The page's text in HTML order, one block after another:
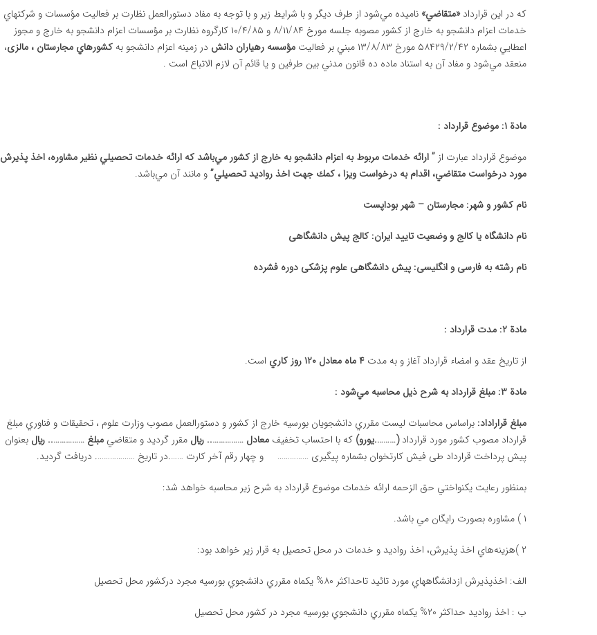
که در اين قرارداد«متقاضي» ناميده مي‌شود از طرف ديگر و با شرايط زير و با توجه به مفاد دستورالعمل نظارت بر فعاليت مؤسسات و شركتهاي
خدمات اعزام دانشجو به خارج از كشور مصوبه جلسه مورخ ۸/۱۱/۸۴ و ۱۰/۴/۸۵ كارگروه نظارت بر مؤسسات اعزام دانشجو به خارج و مجوز
اعطايي بشماره ۵۸۴۲۹/۲/۴۲ مورخ ۱۳/۸/۸۳ مبني بر فعاليت
مؤسسه رهياران دانش در زمينه اعزام دانشجو به كشورهاي مجارستان ، مالزی،
منعقد مي‌شود و مفاد آن به استناد ماده ده قانون مدني بين طرفين و يا قائم آن لازم الاتباع است .
مادة ۱: موضوع قرارداد :
موضوع قرارداد عبارت از ” ارائه خدمات مربوط به اعزام دانشجو به خارج از كشور مي‌باشد كه ارائه خدمات تحصيلي نظير مشاوره، اخذ پذيرش
مورد درخواست متقاضي، اقدام به درخواست ويزا ، كمك جهت اخذ رواديد تحصيلي”و مانند آن مي‌باشد.
نام كشور و شهر: مجارستان – شهر بوداپست
نام دانشگاه یا کالج و وضعیت تایید ایران: کالج پیش دانشگاهی
نام رشته به فارسی و انگلیسی: پیش دانشگاهی علوم پزشکی دوره فشرده
مادة ۲: مدت قرارداد :
از تاريخ عقد و امضاء قرارداد آغاز و به مدت ۴ ماه معادل ۱۲۰ روز كاري است.
مادة ۳: مبلغ قرارداد به شرح ذيل محاسبه مي‌شود :
مبلغ قراراداد: براساس محاسبات ليست مقرري دانشجويان بورسيه خارج از كشور و دستورالعمل مصوب وزارت علوم ، تحقيقات و فناوري مبلغ
قرارداد مصوب كشور مورد قرارداد(……….یورو) كه با احتساب تخفيف معادل …………….. ريال مقرر گرديد و متقاضي مبلغ …………….. ريال بعنوان
پيش پرداخت قرارداد طی فیش کارتخوان بشماره پیگیری …………… و چهار رقم آخر کارت …….در تاریخ ………………. دريافت گرديد.
بمنظور رعايت يكنواختي حق الزحمه ارائه خدمات موضوع قرارداد به شرح زير محاسبه خواهد شد:
۱ ) مشاوره بصورت رايگان مي باشد.
۲ )هزينه‌هاي اخذ پذيرش، اخذ رواديد و خدمات در محل تحصيل به قرار زير خواهد بود:
الف: اخذپذيرش ازدانشگاههاي مورد تائيد تاحداكثر ۸۰% يكماه مقرري دانشجوي بورسيه مجرد دركشور محل تحصيل
ب : اخذ رواديد حداكثر ۲۰% يكماه مقرري دانشجوي بورسيه مجرد در كشور محل تحصيل